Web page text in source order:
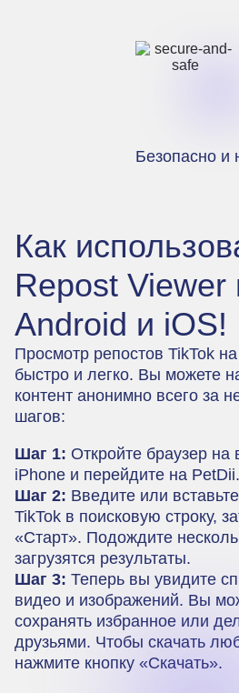
Безопасно и
Как
Repost Viewer
Android и iOS!
Просмотр репостов TikTok
быстро и легко. Вы можете
контент анонимно всего за
шагов:
Шаг 1: Откройте браузер
iPhone и перейдите на
Шаг 2: Введите или
TikTok в поисковую строку,
«Старт». Подождите
загрузятся результаты.
Шаг 3: Теперь вы увидите
видео и изображений. Вы
сохранять избранное или
друзьями. Чтобы скачать
нажмите кнопку «Скачать».